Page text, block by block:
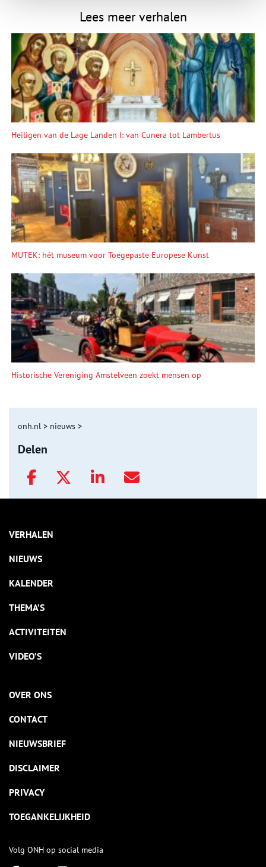
Lees meer verhalen
Heiligen van de Lage Landen I: van Cunera tot Lambertus
MUTEK: hét museum voor Toegepaste Europese Kunst
Historische Vereniging Amstelveen zoekt mensen op
onh.nl > nieuws >
Delen
VERHALEN
NIEUWS
KALENDER
THEMA’S
ACTIVITEITEN
VIDEO’S
OVER ONS
CONTACT
NIEUWSBRIEF
DISCLAIMER
PRIVACY
TOEGANKELIJKHEID
Volg ONH op social media